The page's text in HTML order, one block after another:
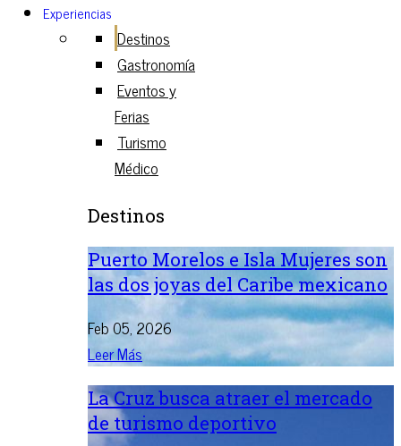
Experiencias
Destinos
Gastronomía
Eventos y
Ferias
Turismo
Médico
Destinos
Puerto Morelos e Isla Mujeres son
las dos joyas del Caribe mexicano
Feb 05, 2026
Leer Más
La Cruz busca atraer el mercado
de turismo deportivo